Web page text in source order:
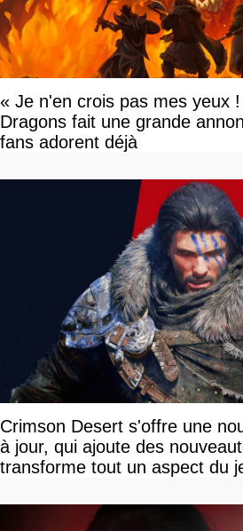
« Je n'en crois pas mes yeux
Dragons fait une grande
fans adorent déjà
Crimson Desert s'offre une
à jour, qui ajoute des
transforme tout un aspect du